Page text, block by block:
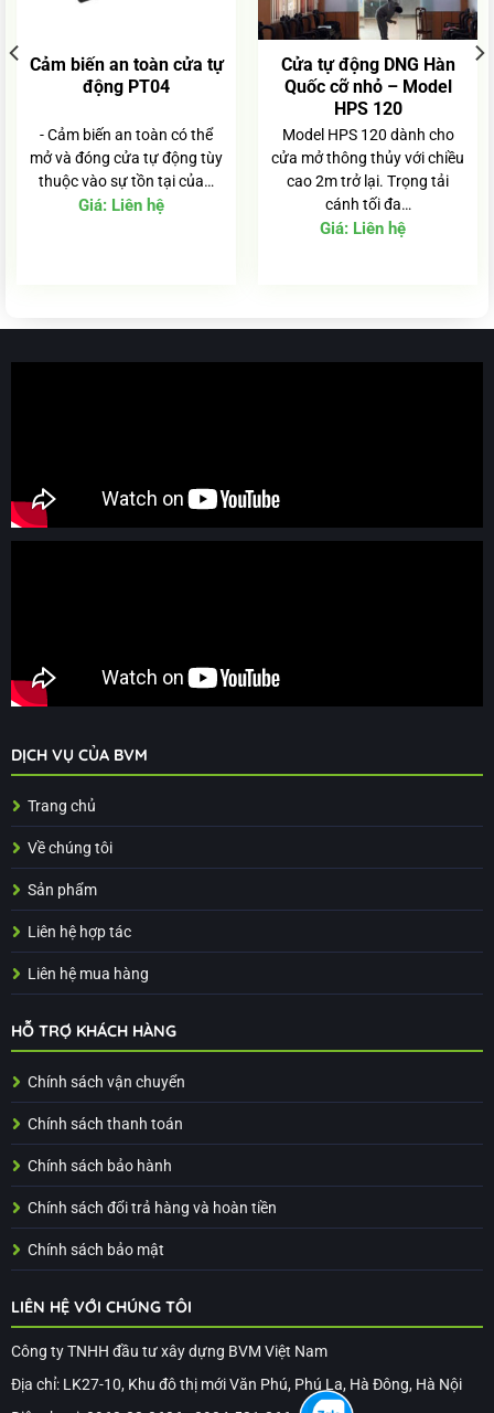
Cảm biến an toàn cửa tự
động PT04
- Cảm biến an toàn có thể
mở và đóng cửa tự động tùy
thuộc vào sự tồn tại của…
Giá: Liên hệ
Cửa tự động DNG Hàn
Quốc cỡ nhỏ – Model
HPS 120
Model HPS 120 dành cho
cửa mở thông thủy với chiều
cao 2m trở lại. Trọng tải
cánh tối đa…
Giá: Liên hệ
DỊCH VỤ CỦA BVM
Trang chủ
Về chúng tôi
Sản phẩm
Liên hệ hợp tác
Liên hệ mua hàng
HỖ TRỢ KHÁCH HÀNG
Chính sách vận chuyển
Chính sách thanh toán
Chính sách bảo hành
Chính sách đổi trả hàng và hoàn tiền
Chính sách bảo mật
LIÊN HỆ VỚI CHÚNG TÔI
Công ty TNHH đầu tư xây dựng BVM Việt Nam
Địa chỉ: LK27-10, Khu đô thị mới Văn Phú, Phú La, Hà Đông, Hà Nội